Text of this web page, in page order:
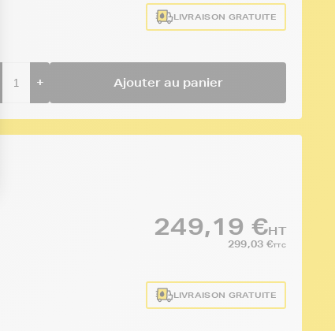
LIVRAISON GRATUITE
+ Ajouter au panier
249,19 €HT
299,03 €TTC
LIVRAISON GRATUITE